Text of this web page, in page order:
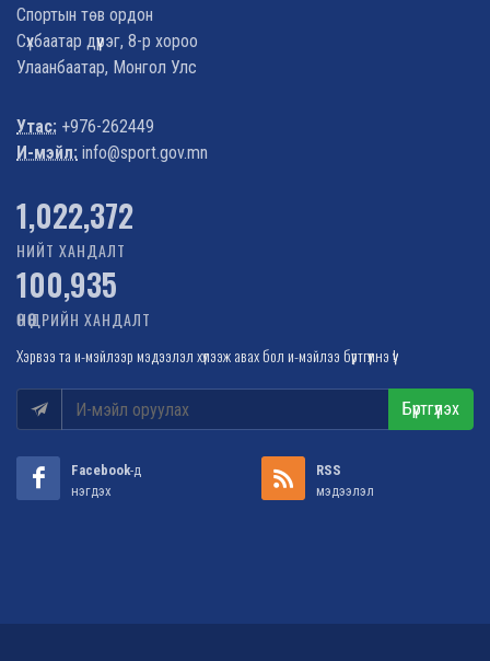
Спортын төв ордон
Сүхбаатар дүүрэг, 8-р хороо
Улаанбаатар, Монгол Улс
Утас: +976-262449
И-мэйл: info@sport.gov.mn
1,022,372
НИЙТ ХАНДАЛТ
100,935
ӨНӨӨДРИЙН ХАНДАЛТ
Хэрвээ та и-мэйлээр мэдээлэл хүлээж авах бол и-мэйлээ бүртгүүлнэ үү!
Бүртгүүлэх
Facebook-д
нэгдэх
RSS
мэдээлэл